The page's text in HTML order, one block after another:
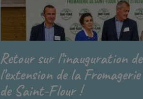
Retour sur l’inauguration de
l’extension de la Fromagerie
de Saint-Flour !